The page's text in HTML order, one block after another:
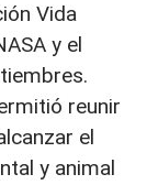
Vida
y el
reunir
el
y animal